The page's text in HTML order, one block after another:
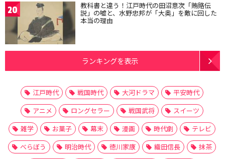
20 教科書と違う！江戸時代の田沼意次「賄賂伝
説」の嘘と、水野忠邦が「大奥」を敵に回した
本当の理由
ランキングを表示
江戸時代 戦国時代 大河ドラマ
平安時代
アニメ
ロングセラー 戦国武将
スイーツ
雑学
お菓子 幕末 漫画 時代劇
テレビ
べらぼう
明治時代 徳川家康 織田信長
抹茶